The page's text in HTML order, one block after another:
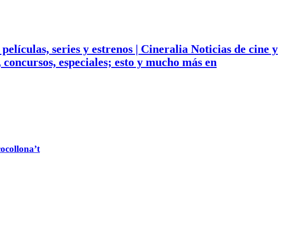
series y estrenos | Cineralia Noticias de cine y
especiales; esto y mucho más en